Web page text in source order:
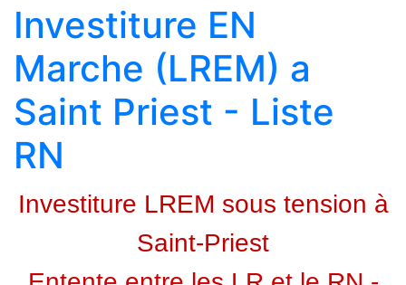
Investiture EN
Marche (LREM) a
Saint Priest - Liste
RN
Investiture LREM sous tension à
Saint-Priest